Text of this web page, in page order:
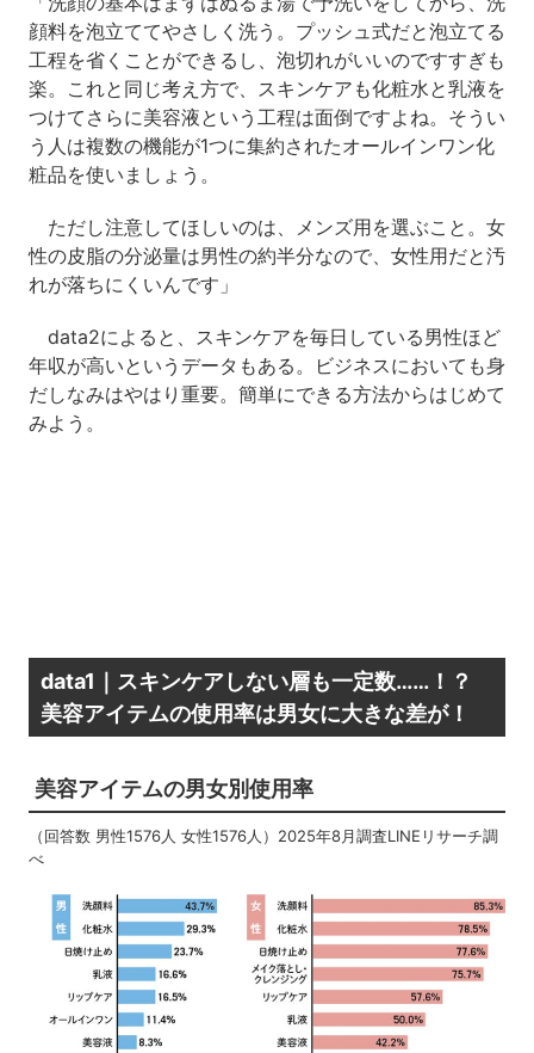
顔料を泡立ててやさしく洗う。プッシュ式だと泡立てる
工程を省くことができるし、泡切れがいいのですすぎも
楽。これと同じ考え方で、スキンケアも化粧水と乳液を
つけてさらに美容液という工程は面倒ですよね。そうい
う人は複数の機能が1つに集約されたオールインワン化
粧品を使いましょう。
ただし注意してほしいのは、メンズ用を選ぶこと。女
性の皮脂の分泌量は男性の約半分なので、女性用だと汚
れが落ちにくいんです」
data2によると、スキンケアを毎日している男性ほど
年収が高いというデータもある。ビジネスにおいても身
だしなみはやはり重要。簡単にできる方法からはじめて
みよう。
data1｜スキンケアしない層も一定数……！？
美容アイテムの使用率は男女に大きな差が！
美容アイテムの男女別使用率
（回答数 男性1576人 女性1576人）2025年8月調査LINEリサーチ調
べ